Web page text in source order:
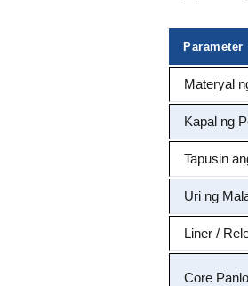
Parameter
Materyal
Kapal ng
Tapusin
Uri ng
Liner /
Core